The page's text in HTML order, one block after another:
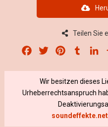
Teilen Sie
Facebook
Twitter PinterestTumblr
Wir besitzen dieses
Urheberrechtsanspruch